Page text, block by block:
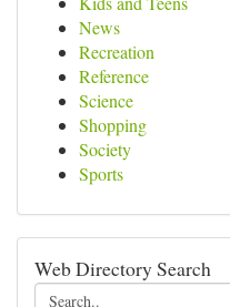
News
Recreation
Reference
Science
Shopping
Society
Sports
Web Directory Search